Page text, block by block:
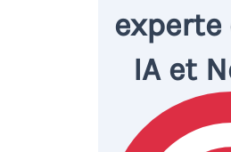
experte
IA et